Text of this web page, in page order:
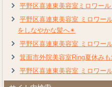
平野区喜連東美容室ミロワー
平野区喜連東美容室 ミロワー
をしなやかな髪へ✴︎
平野区喜連東美容室 ミロワー
箕面市外院美容室Ring夏休み
平野区喜連東美容室 ミロワー